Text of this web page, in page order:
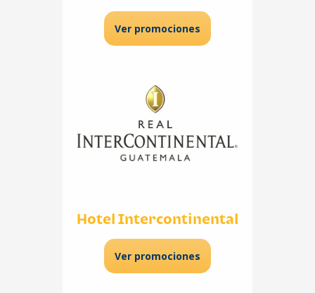
Ver promociones
Hotel Intercontinental
Ver promociones